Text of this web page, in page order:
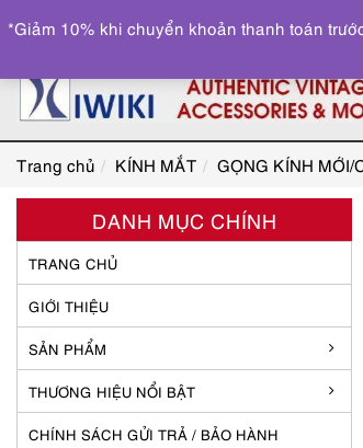
Trang chủ KÍNH MẮT GỌNG KÍNH MỚI/
DANH MỤC CHÍNH
TRANG CHỦ
GIỚI THIỆU
SẢN PHẨM
THƯƠNG HIỆU NỔI BẬT
CHÍNH SÁCH GỬI TRẢ / BẢO HÀNH
*Giảm 10% khi chuyển khoản thanh toán